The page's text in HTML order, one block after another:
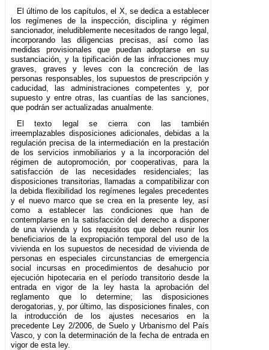
El último de los capítulos, el X, se dedica a establecer
los regímenes de la inspección, disciplina y régimen
sancionador, ineludiblemente necesitados de rango legal,
incorporando las diligencias precisas, así como las
medidas provisionales que puedan adoptarse en su
sustanciación, y la tipificación de las infracciones muy
graves, graves y leves con la concreción de las
personas responsables, los supuestos de prescripción y
caducidad, las administraciones competentes y, por
supuesto y entre otras, las cuantías de las sanciones,
que podrán ser actualizadas anualmente.
El texto legal se cierra con las también
irreemplazables disposiciones adicionales, debidas a la
regulación precisa de la intermediación en la prestación
de los servicios inmobiliarios y a la incorporación del
régimen de autopromoción, por cooperativas, para la
satisfacción de las necesidades residenciales; las
disposiciones transitorias, llamadas a compatibilizar con
la debida flexibilidad los regímenes legales precedentes
y el nuevo marco que se crea en la presente ley, así
como a establecer las condiciones que han de
contemplarse en la satisfacción del derecho a disponer
de una vivienda y los requisitos que deben reunir los
beneficiarios de la expropiación temporal del uso de la
vivienda en los supuestos de necesidad de vivienda de
personas en especiales circunstancias de emergencia
social incursas en procedimientos de desahucio por
ejecución hipotecaria en el período transitorio desde la
entrada en vigor de la ley hasta la aprobación del
reglamento que lo determine; las disposiciones
derogatorias, y, por último, las disposiciones finales, con
la introducción de los ajustes necesarios en la
precedente Ley 2/2006, de Suelo y Urbanismo del País
Vasco, y con la determinación de la fecha de entrada en
vigor de esta ley.